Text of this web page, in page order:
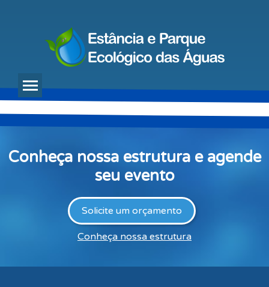
Conheça nossa estrutura e agende
seu evento
Solicite um orçamento
Conheça nossa estrutura